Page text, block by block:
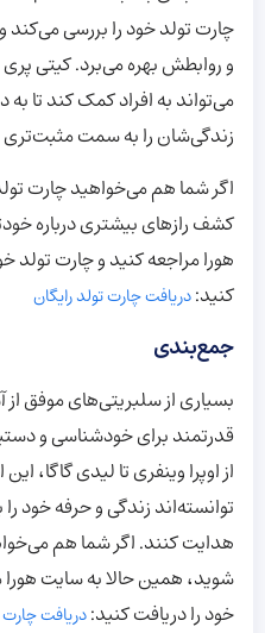
چارت تولد خود را بررسی می‌کند
و روابطش بهره می‌برد. کیتی
می‌تواند به افراد کمک کند تا
زندگی‌شان را به سمت
اگر شما هم می‌خواهید چارت
کشف رازهای بیشتری درباره
هورا مراجعه کنید و چارت تولد
کنید:دریافت چارت تولد رایگان
جمع‌بندی
بسیاری از سلبریتی‌های موفق از
قدرتمند برای خودشناسی و
از اوپرا وینفری تا لیدی گاگا،
توانسته‌اند زندگی و حرفه
هدایت کنند. اگر شما هم
شوید، همین حالا به سایت هورا
خود را دریافت کنید:دریافت چارت